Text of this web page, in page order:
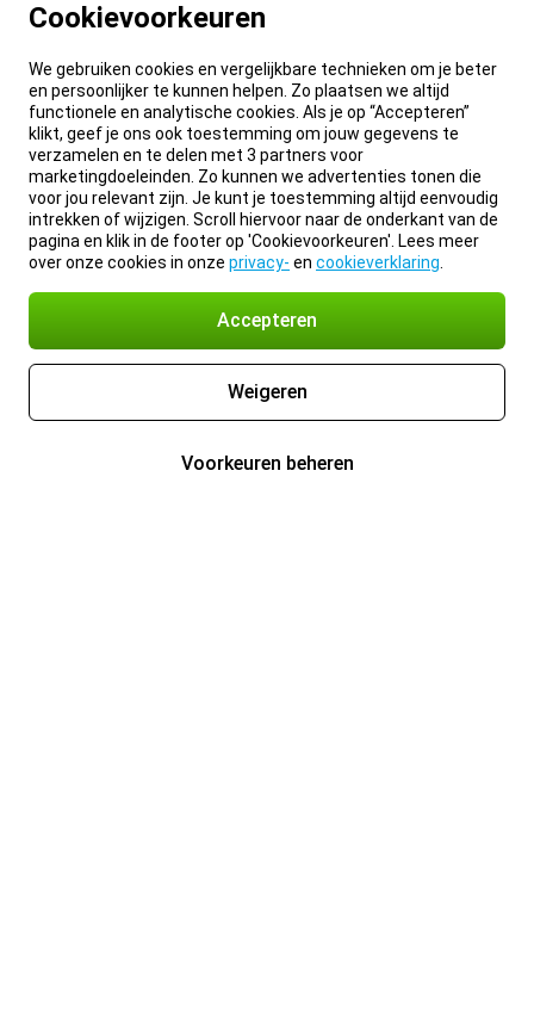
Cookievoorkeuren
We gebruiken cookies en vergelijkbare technieken om je beter
en persoonlijker te kunnen helpen. Zo plaatsen we altijd
functionele en analytische cookies. Als je op “Accepteren”
klikt, geef je ons ook toestemming om jouw gegevens te
verzamelen en te delen met 3 partners voor
marketingdoeleinden. Zo kunnen we advertenties tonen die
voor jou relevant zijn. Je kunt je toestemming altijd eenvoudig
intrekken of wijzigen. Scroll hiervoor naar de onderkant van de
pagina en klik in de footer op 'Cookievoorkeuren'. Lees meer
over onze cookies in onze privacy- en cookieverklaring
Accepteren
Weigeren
Voorkeuren beheren